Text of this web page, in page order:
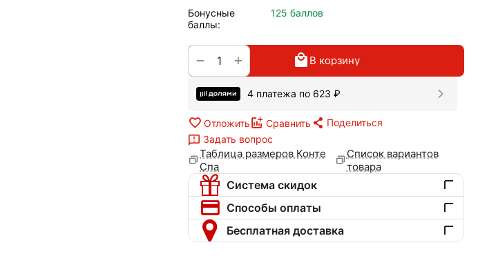
Бонусные
баллы:
125 баллов
+
− В корзину
4 платежа по 623 ₽
Отложить Сравнить
Поделиться
Задать вопрос
Таблица размеров Конте
Спа
Список вариантов
товара
Система скидок
Способы оплаты
Бесплатная доставка